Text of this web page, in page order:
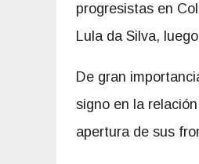
progresistas en
Lula da Silva,
De gran
signo en la
apertura de sus